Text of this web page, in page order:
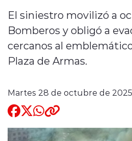
Entrevistas
Quienes Somos
El siniestro movilizó a
Bomberos y obligó a
cercanos al
Plaza de Armas.
Martes 28 de octubre de 2025